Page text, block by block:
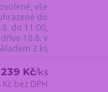
vše
do
do 11:00,
18.8. v
3 ks
239 Kč/ks
Kč bez DPH